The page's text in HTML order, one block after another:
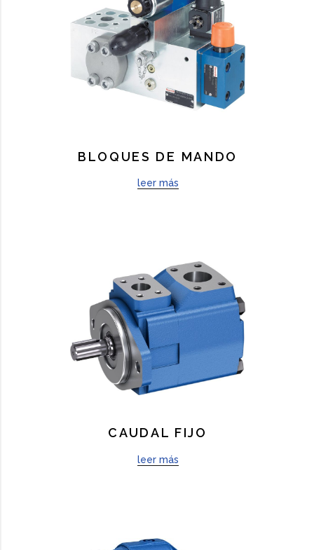
BLOQUES DE MANDO
leer más
CAUDAL FIJO
leer más